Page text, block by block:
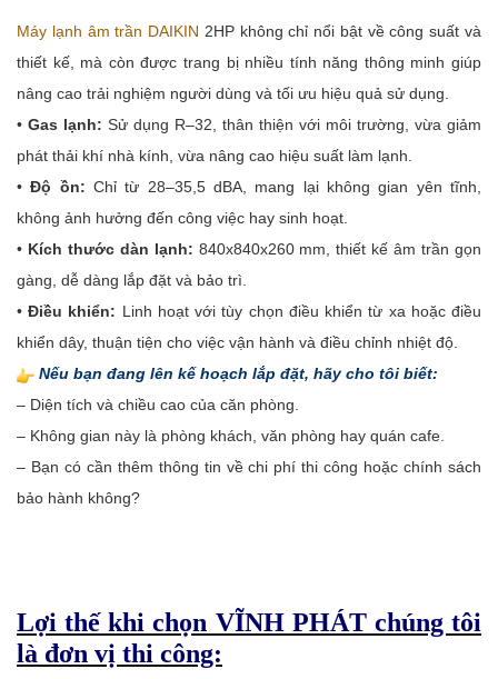
Máy lạnh âm trần DAIKIN 2HP không chỉ nổi bật về công suất và
thiết kế, mà còn được trang bị nhiều tính năng thông minh giúp
nâng cao trải nghiệm người dùng và tối ưu hiệu quả sử dụng.
• Gas lạnh: Sử dụng R–32, thân thiện với môi trường, vừa giảm
phát thải khí nhà kính, vừa nâng cao hiệu suất làm lạnh.
•Độ ồn: Chỉ từ 28–35,5 dBA, mang lại không gian yên tĩnh,
không ảnh hưởng đến công việc hay sinh hoạt.
• Kích thước dàn lạnh: 840x840x260 mm, thiết kế âm trần gọn
gàng, dễ dàng lắp đặt và bảo trì.
•Điều khiển: Linh hoạt với tùy chọn điều khiển từ xa hoặc điều
khiển dây, thuận tiện cho việc vận hành và điều chỉnh nhiệt độ.
Nếu bạn đang lên kế hoạch lắp đặt, hãy cho tôi biết:
– Diện tích và chiều cao của căn phòng.
– Không gian này là phòng khách, văn phòng hay quán cafe.
– Bạn có cần thêm thông tin về chi phí thi công hoặc chính sách
bảo hành không?
Lợi thế khi chọn VĨNH PHÁT chúng tôi
là đơn vị thi công: